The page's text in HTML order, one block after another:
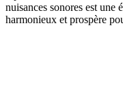
nuisances sonores est une
harmonieux et prospère